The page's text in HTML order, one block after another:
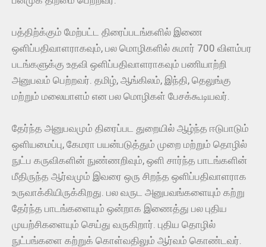
பத்திற்க்கும் மேற்பட்ட திரைப்படங்களில் இணை
ஒளிப்பதிவாளராகவும், பல மொழிகளில் சுமார் 700 விளம்பர
படங்களுக்கு உதவி ஒளிப்பதிவாளராகவும் பணியாற்றி
அனுபவம் பெற்றவர். தமிழ், ஆங்கிலம், இந்தி, தெலுங்கு
மற்றும் மலையாளம் என பல மொழிகள் பேசக்கூடியவர்.
தேர்ந்த அனுபவமும் திரைப்பட துறையில் ஆழ்ந்த ஈடுபாடும்
ஒளியமைப்பு, கேமரா பயன்படுத்தும் முறை மற்றும் தொழில்
நுட்ப கருவிகளின் நுண்ணறிவும், ஒளி சார்ந்த பாடங்களின்
மீதிருந்த ஆர்வமும் இவரை ஒரு சிறந்த ஒளிப்பதிவாளராக
உருவாக்கியிருக்கிறது. பல வருட அனுபவங்களையும் கற்று
தேர்ந்த பாடங்களையும் ஒன்றாக இணைத்து பல புதிய
முயற்சிகளையும் செய்து வருகிறார். புதிய தொழில்
நுட்பங்களை கற்றுக் கொள்வதிலும் ஆர்வம் கொண்டவர்.